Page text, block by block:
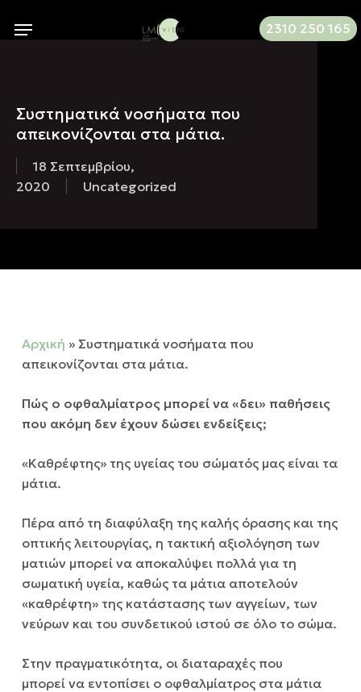
2310 250 165
Menu
Συστηματικά νοσήματα που
απεικονίζονται στα μάτια.
18 Σεπτεμβρίου,
2020
Uncategorized
Αρχική » Συστηματικά νοσήματα που
απεικονίζονται στα μάτια.
Πώς ο οφθαλμίατρος μπορεί να «δει» παθήσεις
που ακόμη δεν έχουν δώσει ενδείξεις;
«Καθρέφτης» της υγείας του σώματός μας είναι τα
μάτια.
Πέρα από τη διαφύλαξη της καλής όρασης και της
οπτικής λειτουργίας, η τακτική αξιολόγηση των
ματιών μπορεί να αποκαλύψει πολλά για τη
σωματική υγεία, καθώς τα μάτια αποτελούν
«καθρέφτη» της κατάστασης των αγγείων, των
νεύρων και του συνδετικού ιστού σε όλο το σώμα.
Στην πραγματικότητα, οι διαταραχές που
μπορεί να εντοπίσει ο οφθαλμίατρος στα μάτια